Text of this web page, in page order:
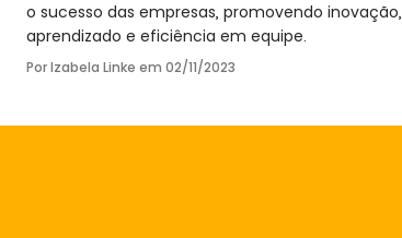
o sucesso das empresas, promovendo inovação,
aprendizado e eficiência em equipe.
Por Izabela Linke em 02/11/2023